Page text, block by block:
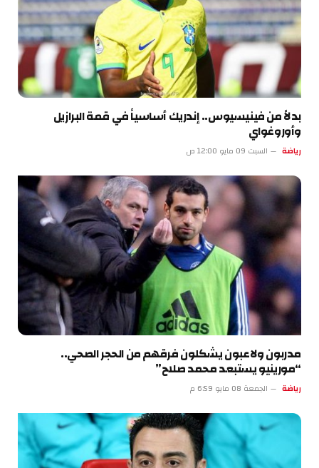
بدلاً من فينيسيوس.. إندريك أساسياً في قمة البرازيل
وأوروغواي
رياضة السبت 09 مايو 12:00 ص
مدربون ولاعبون يشكلون فرقهم من الحجر الصحي..
“مورينيو يستبعد محمد صلاح”
رياضة الجمعة 08 مايو 6:59 م